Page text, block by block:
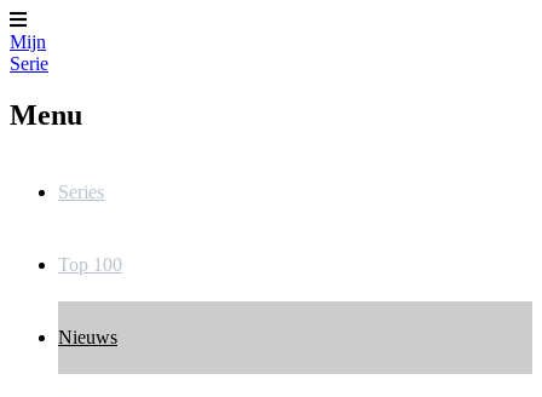
Mijn
Serie
Menu
Series
Top 100
Nieuws